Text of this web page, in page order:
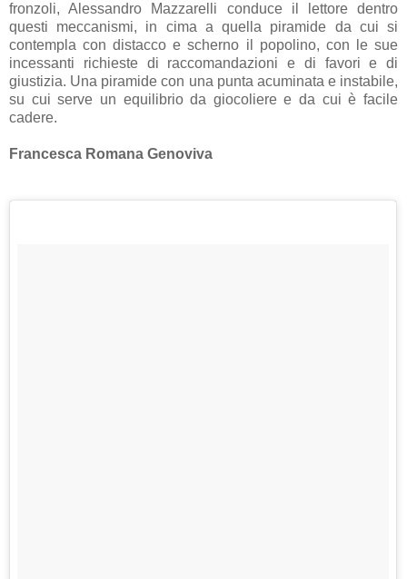
fronzoli, Alessandro Mazzarelli conduce il lettore dentro
questi meccanismi, in cima a quella piramide da cui si
contempla con distacco e scherno il popolino, con le sue
incessanti richieste di raccomandazioni e di favori e di
giustizia. Una piramide con una punta acuminata e instabile,
su cui serve un equilibrio da giocoliere e da cui è facile
cadere.
Francesca Romana Genoviva